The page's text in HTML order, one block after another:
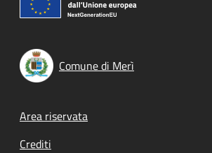
Comune di Merì
Footer menu
Area riservata
Crediti